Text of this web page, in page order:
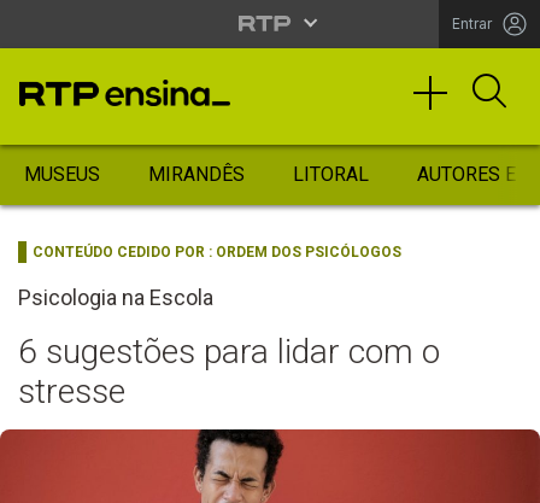
Entrar
MUSEUS MIRANDÊS LITORAL AUTORES
CONTEÚDO CEDIDO POR : ORDEM DOS PSICÓLOGOS
Psicologia na Escola
6 sugestões para lidar com o
stresse